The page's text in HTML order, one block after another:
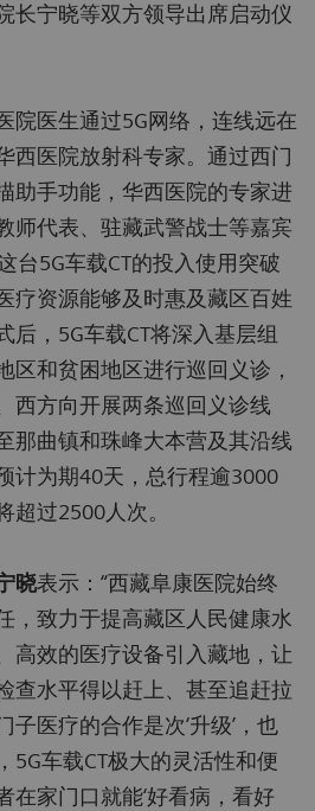
长宁晓等双方领导出席启动仪
院医生通过5G网络，连线远在
西医院放射科专家。通过西门
助手功能，华西医院的专家进
师代表、驻藏武警战士等嘉宾
台5G车载CT的投入使用突破
疗资源能够及时惠及藏区百姓
后，5G车载CT将深入基层组
区和贫困地区进行巡回义诊，
西方向开展两条巡回义诊线
那曲镇和珠峰大本营及其沿线
计为期40天，总行程逾3000
超过2500人次。
晓表示：“西藏阜康医院始终
，致力于提高藏区人民健康水
高效的医疗设备引入藏地，让
查水平得以赶上、甚至追赶拉
医疗的合作是次‘升级’，也
5G车载CT极大的灵活性和便
在家门口就能‘好看病，看好